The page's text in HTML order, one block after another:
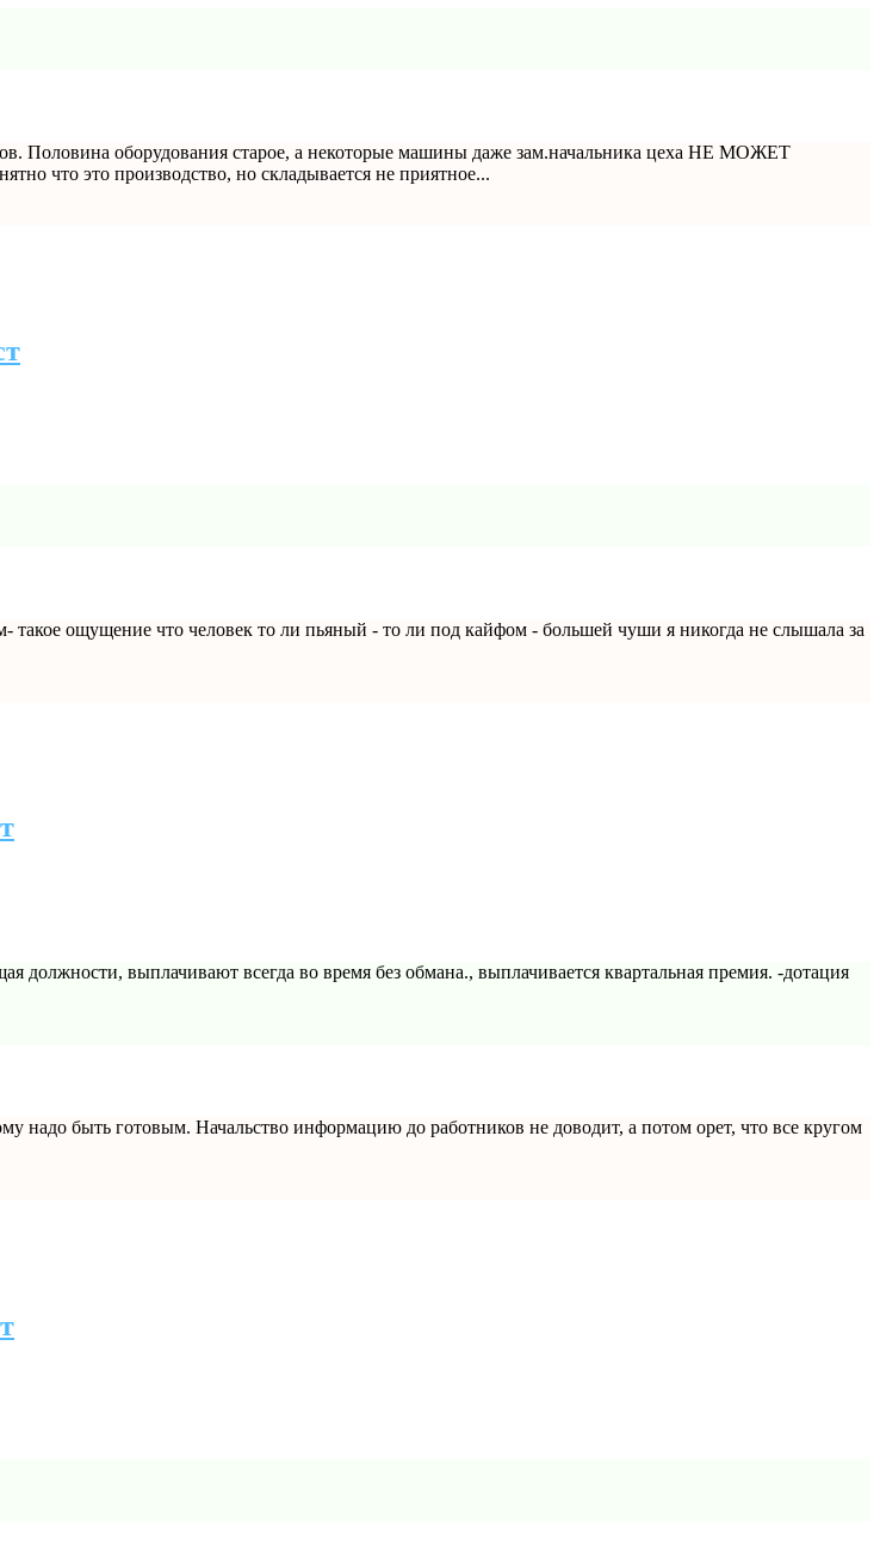
Половина оборудования старое, а некоторые машины даже зам.начальника цеха НЕ МОЖЕТ
что это производство, но складывается не приятное...
ощущение что человек то ли пьяный - то ли под кайфом - большей чуши я никогда не слышала за
должности, выплачивают всегда во время без обмана., выплачивается квартальная премия. -дотация
быть готовым. Начальство информацию до работников не доводит, а потом орет, что все кругом